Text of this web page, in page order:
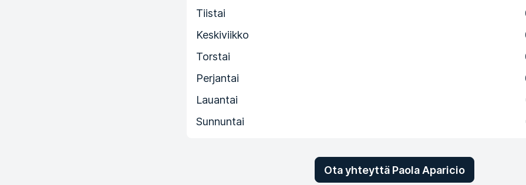
Tiistai
Keskiviikko
Torstai
Perjantai
Lauantai
Sunnuntai
Ota yhteyttä Paola Aparicio